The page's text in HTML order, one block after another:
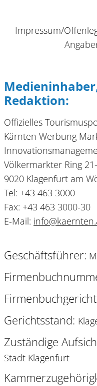
Impressum/
Redaktion:
Offizielles
Kärnten Werbung
Völkermarkter Ring
9020 Klagenfurt am
Tel: +43 463 3000
Fax: +43 463 3000-30
E-Mail: info@kaernten.
Geschäftsführer:
Gerichtsstand:
Zuständige
Stadt Klagenfurt